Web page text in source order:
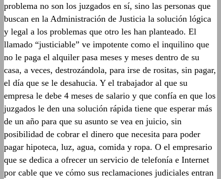
problema no son los juzgados en sí, sino las personas que
buscan en la Administración de Justicia la solución lógica
y legal a los problemas que otro les han planteado. El
llamado “justiciable” ve impotente como el inquilino que
no le paga el alquiler pasa meses y meses dentro de su
casa, a veces, destrozándola, para irse de rositas, sin pagar,
el día que se le desahucia. Y el trabajador al que su
empresa le debe 4 meses de salario y que confía en que los
juzgados le den una solución rápida tiene que esperar más
de un año para que su asunto se vea en juicio, sin
posibilidad de cobrar el dinero que necesita para poder
pagar hipoteca, luz, agua, comida y ropa. O el empresario
que se dedica a ofrecer un servicio de telefonía e Internet
por cable que ve cómo sus reclamaciones judiciales entran